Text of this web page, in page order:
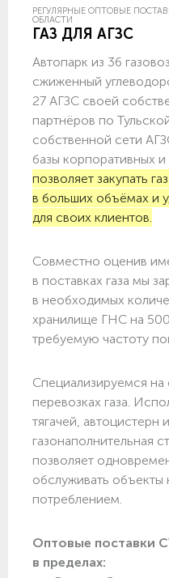
РЕГУЛЯРНЫЕ ОПТОВЫЕ
ОБЛАСТИ
ГАЗ ДЛЯ АГЗС
Автопарк из 36
сжиженный
27 АГЗС своей
партнёров по
собственной сети
базы корпоративных и
позволяет закупать
в больших объёмах и
для своих клиентов.
Совместно оценив
в поставках газа мы
в необходимых
хранилище ГНС на
требуемую частоту
Специализируемся на
перевозках газа.
тягачей, автоцистерн
газонаполнительная
позволяет
обслуживать объекты
потреблением.
Оптовые поставки
в пределах: